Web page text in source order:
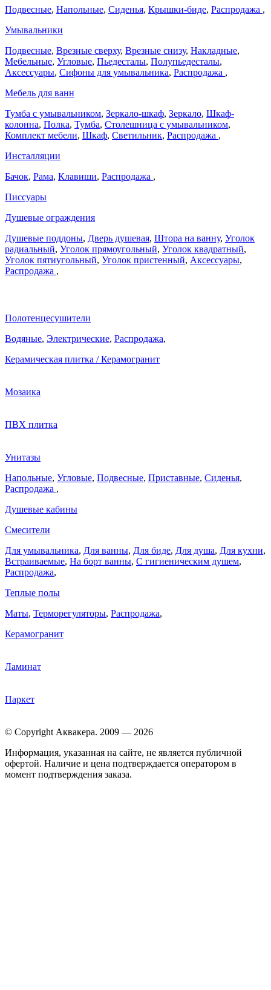
Подвесные, Напольные, Сиденья, Крышки-биде, Распродажа ,
Умывальники
Подвесные, Врезные сверху, Врезные снизу, Накладные,
Мебельные, Угловые, Пьедесталы, Полупьедесталы,
Аксессуары, Сифоны для умывальника, Распродажа ,
Мебель для ванн
Тумба с умывальником, Зеркало-шкаф, Зеркало, Шкаф-
колонна, Полка, Тумба, Столешница с умывальником,
Комплект мебели, Шкаф, Светильник, Распродажа ,
Инсталляции
Бачок, Рама, Клавиши, Распродажа ,
Писсуары
Душевые ограждения
Душевые поддоны, Дверь душевая, Штора на ванну, Уголок
радиальный, Уголок прямоугольный, Уголок квадратный,
Уголок пятиугольный, Уголок пристенный, Аксессуары,
Распродажа ,
Полотенцесушители
Водяные, Электрические, Распродажа,
Керамическая плитка / Керамогранит
Мозаика
ПВХ плитка
Унитазы
Напольные, Угловые, Подвесные, Приставные, Сиденья,
Распродажа ,
Душевые кабины
Смесители
Для умывальника, Для ванны, Для биде, Для душа, Для кухни,
Встраиваемые, На борт ванны, C гигиеническим душем,
Распродажа,
Теплые полы
Маты, Терморегуляторы, Распродажа,
Керамогранит
Ламинат
Паркет
© Copyright Аквакера. 2009 — 2026
Информация, указанная на сайте, не является публичной
офертой. Наличие и цена подтверждается оператором в
момент подтверждения заказа.